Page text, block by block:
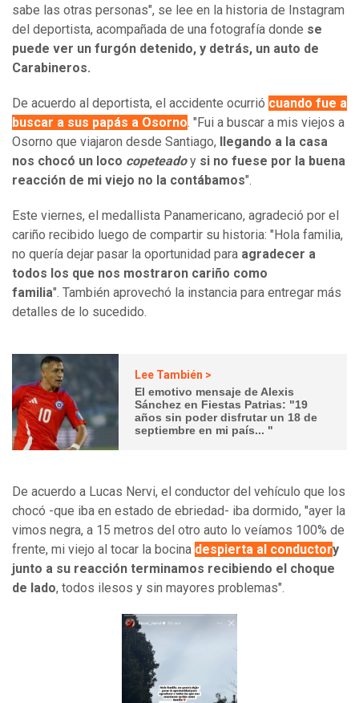
sabe las otras personas", se lee en la historia de Instagram
del deportista, acompañada de una fotografía donde se
puede ver un furgón detenido, y detrás, un auto de
Carabineros.
De acuerdo al deportista, el accidente ocurrió cuando fue a
buscar a sus papás a Osorno. "Fui a buscar a mis viejos a
Osorno que viajaron desde Santiago,
llegando a la casa
nos chocó un loco copeteadoy si no fuese por la buena
reacción de mi viejo no la contábamos".
Este viernes, el medallista Panamericano, agradeció por el
cariño recibido luego de compartir su historia: "Hola familia,
no quería dejar pasar la oportunidad para agradecer a
todos los que nos mostraron cariño como
familia". También aprovechó la instancia para entregar más
detalles de lo sucedido.
Lee También >
El emotivo mensaje de Alexis
Sánchez en Fiestas Patrias: "19
años sin poder disfrutar un 18 de
septiembre en mi país... "
De acuerdo a Lucas Nervi, el conductor del vehículo que los
chocó -que iba en estado de ebriedad- iba dormido, "ayer la
vimos negra, a 15 metros del otro auto lo veíamos 100% de
frente, mi viejo al tocar la bocina despierta al conductory
junto a su reacción terminamos recibiendo el choque
de lado, todos ilesos y sin mayores problemas".